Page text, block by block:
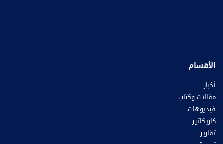
الأقسام
أخبار
مقالات وكتاب
فيديوهات
كاريكاتير
تقارير